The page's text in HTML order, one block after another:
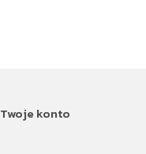
Twoje konto